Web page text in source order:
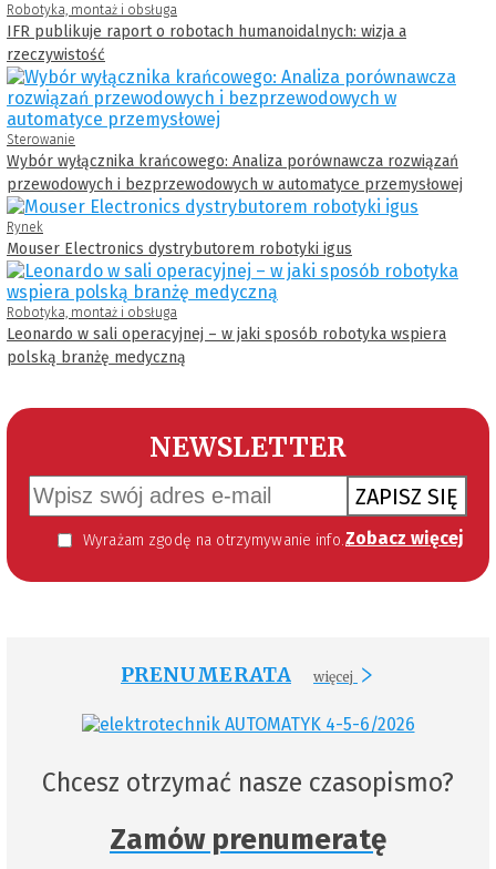
Robotyka, montaż i obsługa
IFR publikuje raport o robotach humanoidalnych: wizja a
rzeczywistość
Sterowanie
Wybór wyłącznika krańcowego: Analiza porównawcza rozwiązań
przewodowych i bezprzewodowych w automatyce przemysłowej
Rynek
Mouser Electronics dystrybutorem robotyki igus
Robotyka, montaż i obsługa
Leonardo w sali operacyjnej – w jaki sposób robotyka wspiera
polską branżę medyczną
NEWSLETTER
ZAPISZ SIĘ
Wyrażam zgodę na otrzymywanie informacji handlowej kierowanej do mnie za pomocą środków komunikacji elektronicznej w szczególności poczty elektronicznej zgodnie z przepisem art. 10 ust 2 ustawy z dnia 18 lipca 2002 roku o świadczeniu usług drogą elektroniczną (Dz. U. 144 z 2002 r. poz. 1204). Zgoda jest dobrowolna, jednak jej wyrażenie jest konieczne, aby otrzymywać newsletter. Zobacz więcej
PRENUMERATA więcej
Chcesz otrzymać nasze czasopismo?
Zamów prenumeratę